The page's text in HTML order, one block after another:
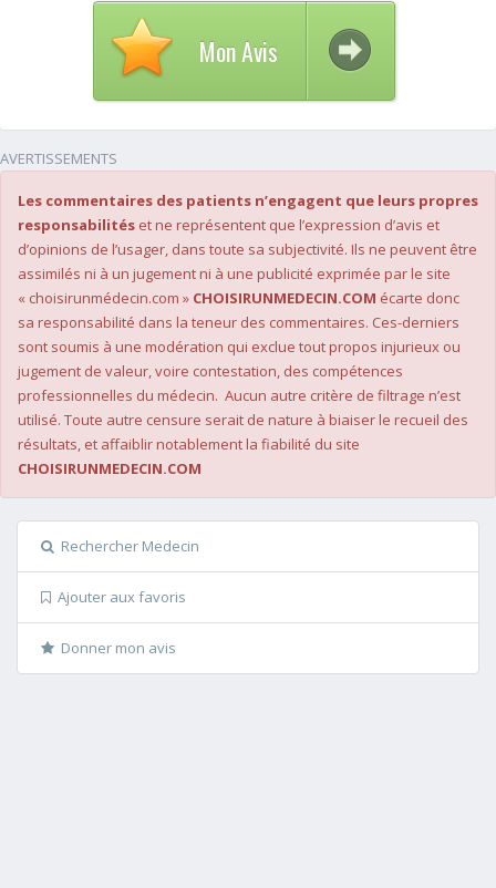
Mon Avis
AVERTISSEMENTS
Les commentaires des patients n’engagent que leurs propres
responsabilités et ne représentent que l’expression d’avis et
d’opinions de l’usager, dans toute sa subjectivité. Ils ne peuvent être
assimilés ni à un jugement ni à une publicité exprimée par le site
« choisirunmédecin.com » CHOISIRUNMEDECIN.COM écarte donc
sa responsabilité dans la teneur des commentaires. Ces-derniers
sont soumis à une modération qui exclue tout propos injurieux ou
jugement de valeur, voire contestation, des compétences
professionnelles du médecin. Aucun autre critère de filtrage n’est
utilisé. Toute autre censure serait de nature à biaiser le recueil des
résultats, et affaiblir notablement la fiabilité du site
CHOISIRUNMEDECIN.COM
Rechercher Medecin
Ajouter aux favoris
Donner mon avis